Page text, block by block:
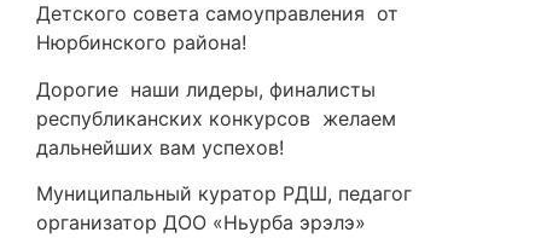
Детского совета самоуправления от
Нюрбинского района!
Дорогие наши лидеры, финалисты
республиканских конкурсов желаем
дальнейших вам успехов!
Муниципальный куратор РДШ, педагог
организатор ДОО «Ньурба эрэлэ»